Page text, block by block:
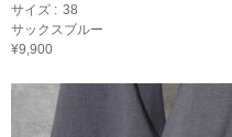
サイズ : 38
サックスブルー
¥9,900